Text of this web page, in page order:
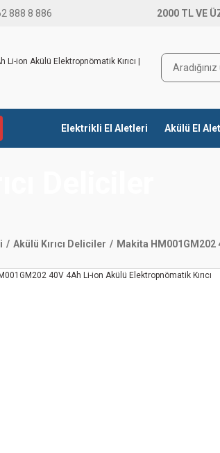
888 8 886 2000 TL VE
Elektrikli El Aletleri Akülü El
Akülü Kırıcı Deliciler Makita HM001GM202